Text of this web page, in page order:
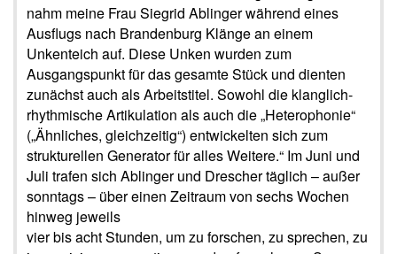
nahm meine Frau Siegrid Ablinger während eines
Ausflugs nach Brandenburg Klänge an einem
Unkenteich auf. Diese Unken wurden zum
Ausgangspunkt für das gesamte Stück und dienten
zunächst auch als Arbeitstitel. Sowohl die klanglich-
rhythmische Artikulation als auch die „Heterophonie“
(„Ähnliches, gleichzeitig“) entwickelten sich zum
strukturellen Generator für alles Weitere.“ Im Juni und
Juli trafen sich Ablinger und Drescher täglich – außer
sonntags – über einen Zeitraum von sechs Wochen
hinweg jeweils
vier bis acht Stunden, um zu forschen, zu sprechen, zu